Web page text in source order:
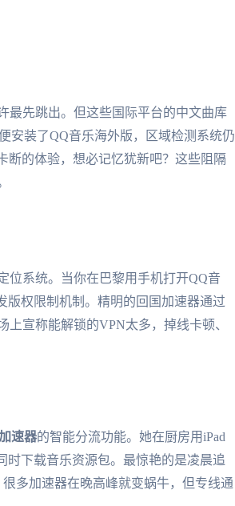
最先跳出。但这些国际平台的中文曲库
安装了QQ音乐海外版，区域检测系统仍
断的体验，想必记忆犹新吧？这些阻隔
位系统。当你在巴黎用手机打开QQ音
版权限制机制。精明的回国加速器通过
宣称能解锁的VPN太多，掉线卡顿、
速器的智能分流功能。她在厨房用iPad
时下载音乐资源包。最惊艳的是凌晨追
多加速器在晚高峰就变蜗牛，但专线通